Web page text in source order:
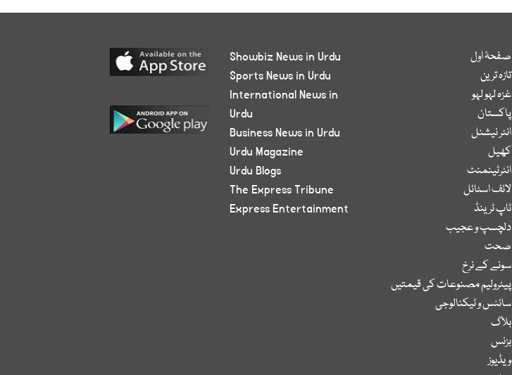
صفحۂ اول
تازہ ترین
غزہ لہو لہو
پاکستان
انٹر نیشنل
کھیل
انٹرٹینمنٹ
لائف اسٹائل
ٹاپ ٹرینڈ
دلچسپ و عجیب
صحت
سونے کے نرخ
پیٹرولیم مصنوعات کی قیمتیں
سائنس و ٹیکنالوجی
بلاگ
بزنس
ویڈیوز
Showbiz News in Urdu
Sports News in Urdu
International News in
Urdu
Business News in Urdu
Urdu Magazine
Urdu Blogs
The Express Tribune
Express Entertainment